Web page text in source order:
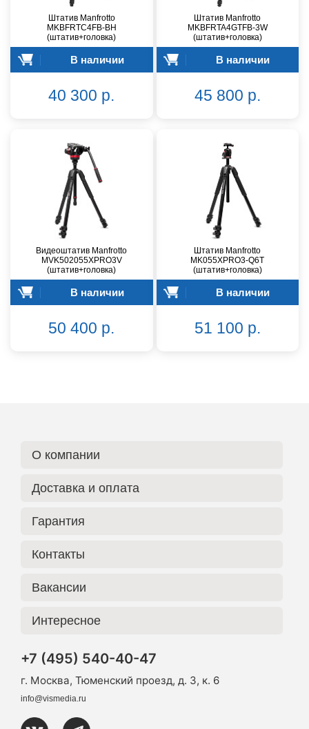
Штатив Manfrotto
MKBFRTC4FB-BH
(штатив+головка)
В наличии
40 300 р.
Штатив Manfrotto
MKBFRTA4GTFB-3W
(штатив+головка)
В наличии
45 800 р.
Видеоштатив Manfrotto
MVK502055XPRO3V
(штатив+головка)
В наличии
50 400 р.
Штатив Manfrotto
MK055XPRO3-Q6T
(штатив+головка)
В наличии
51 100 р.
О компании
Доставка и оплата
Гарантия
Контакты
Вакансии
Интересное
+7 (495) 540-40-47
г. Москва, Тюменский проезд, д. 3, к. 6
info@vismedia.ru